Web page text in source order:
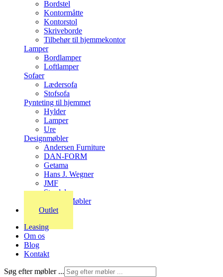
Bordstel
Kontormåtte
Kontorstol
Skriveborde
Tilbehør til hjemmekontor
Lamper
Bordlamper
Loftlamper
Sofaer
Lædersofa
Stofsofa
Pynteting til hjemmet
Hylder
Lamper
Ure
Designmøbler
Andersen Furniture
DAN-FORM
Getama
Hans J. Wegner
JMF
Stordal
Stouby Møbler
Outlet
Leasing
Om os
Blog
Kontakt
Søg efter møbler ...